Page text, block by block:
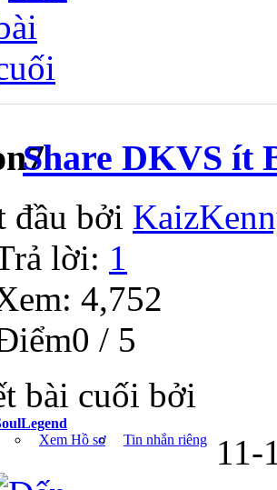
Share DKVS ít
đầu bởi
lời: 1
4,752
/ 5
bài cuối bởi
Xem Hồ sơ
Tin nhắn riêng 11-